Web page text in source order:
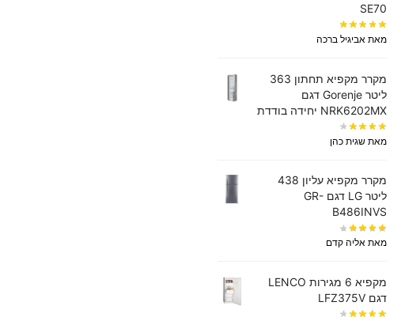
SE70
מאת אביגיל ברכה
מקרר ‏מקפיא תחתון 363
‏ליטר Gorenje דגם
NRK6202MX יחידה בודדת
מאת שגית כהן
מקרר מקפיא עליון 438
‏ליטר LG דגם GR-
B486INVS
מאת אליה קדם
מקפיא 6 מגירות LENCO
דגם LFZ375V